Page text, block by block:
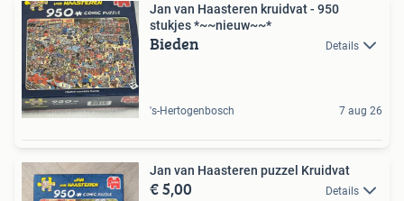
Jan van Haasteren kruidvat - 950
stukjes *~~nieuw~~*
Bieden Details
's-Hertogenbosch 7 aug 26
Jan van Haasteren puzzel Kruidvat
€ 5,00 Details